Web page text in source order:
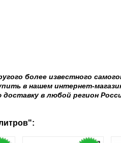
более известного
в нашем интернет-
в любой регион